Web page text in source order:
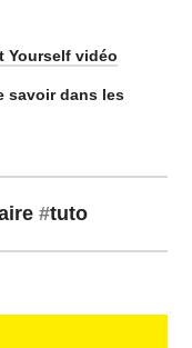
Your­self vidéo
savoir dans les
#tuto